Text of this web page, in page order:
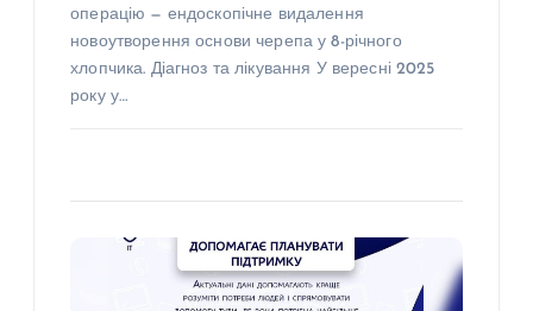
операцію — ендоскопічне видалення
новоутворення основи черепа у 8-річного
хлопчика. Діагноз та лікування У вересні 2025
року у…